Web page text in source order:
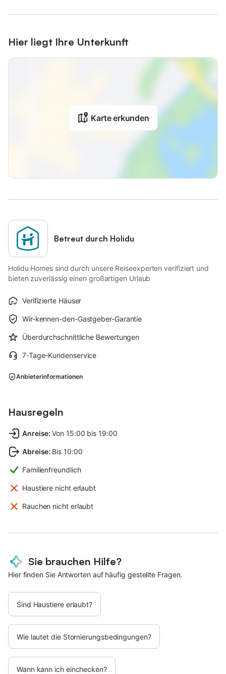
Hier liegt Ihre Unterkunft
Karte erkunden
Betreut durch Holidu
Holidu Homes sind durch unsere Reiseexperten verifiziert und
bieten zuverlässig einen großartigen Urlaub
Verifizierte Häuser
Wir-kennen-den-Gastgeber-Garantie
Überdurchschnittliche Bewertungen
7-Tage-Kundenservice
Anbieterinformationen
Hausregeln
Anreise: Von 15:00 bis 19:00
Abreise: Bis 10:00
Familienfreundlich
Haustiere nicht erlaubt
Rauchen nicht erlaubt
Sie brauchen Hilfe?
Hier finden Sie Antworten auf häufig gestellte Fragen.
Sind Haustiere erlaubt?
Wie lautet die Stornierungsbedingungen?
Wann kann ich einchecken?